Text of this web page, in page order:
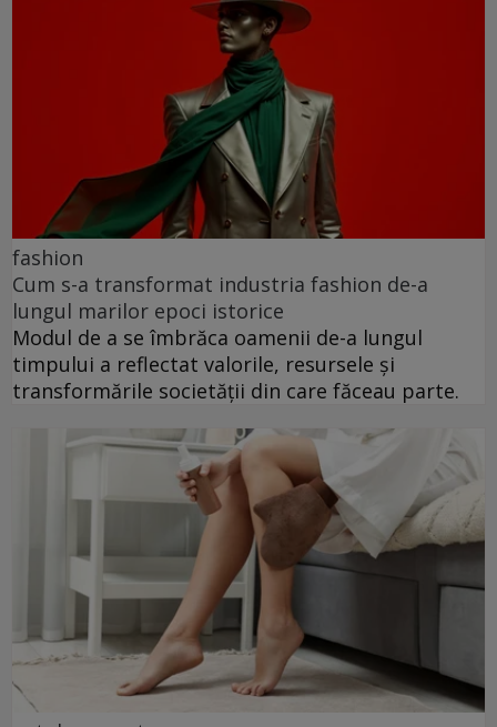
fashion
Cum s-a transformat industria fashion de-a
lungul marilor epoci istorice
Modul de a se îmbrăca oamenii de-a lungul
timpului a reflectat valorile, resursele și
transformările societății din care făceau parte.